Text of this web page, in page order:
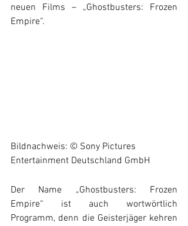
neuen Films – „Ghostbusters: Frozen
Empire“.
Bildnachweis: © Sony Pictures
Entertainment Deutschland GmbH
Der Name „Ghostbusters: Frozen
Empire“ ist auch wortwörtlich
Programm, denn die Geisterjäger kehren